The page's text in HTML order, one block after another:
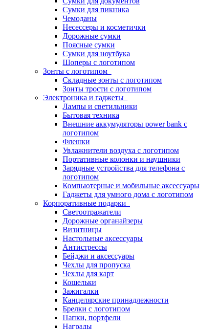
Сумки для пикника
Чемоданы
Несессеры и косметички
Дорожные сумки
Поясные сумки
Сумки для ноутбука
Шоперы с логотипом
Зонты с логотипом
Складные зонты с логотипом
Зонты трости с логотипом
Электроника и гаджеты
Лампы и светильники
Бытовая техника
Внешние аккумуляторы power bank с
логотипом
Флешки
Увлажнители воздуха с логотипом
Портативные колонки и наушники
Зарядные устройства для телефона с
логотипом
Компьютерные и мобильные аксессуары
Гаджеты для умного дома с логотипом
Корпоративные подарки
Светоотражатели
Дорожные органайзеры
Визитницы
Настольные аксессуары
Антистрессы
Бейджи и аксессуары
Чехлы для пропуска
Чехлы для карт
Кошельки
Зажигалки
Канцелярские принадлежности
Брелки с логотипом
Папки, портфели
Награды